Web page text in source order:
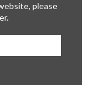
please